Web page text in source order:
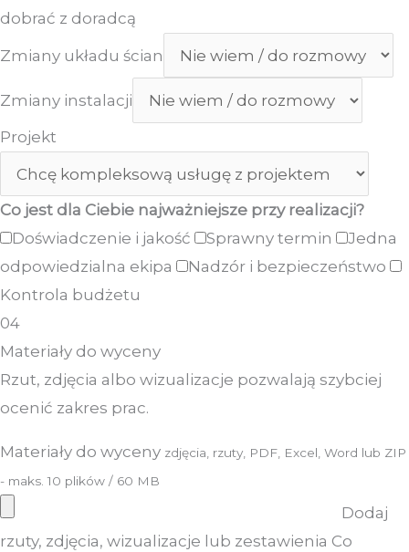
dobrać z doradcą
Zmiany układu ścian
Zmiany instalacji
Projekt
Co jest dla Ciebie najważniejsze przy realizacji?
Doświadczenie i jakość
Sprawny termin
Jedna
odpowiedzialna ekipa
Nadzór i bezpieczeństwo
Kontrola budżetu
04
Materiały do wyceny
Rzut, zdjęcia albo wizualizacje pozwalają szybciej
ocenić zakres prac.
Materiały do wyceny zdjęcia, rzuty, PDF, Excel, Word lub ZIP
- maks. 10 plików / 60 MB
Dodaj
rzuty, zdjęcia, wizualizacje lub zestawienia Co